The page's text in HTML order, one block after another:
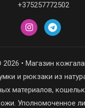
+375257772502
• Магазин
и рюкзаки из
материалов,
Уполномоченное